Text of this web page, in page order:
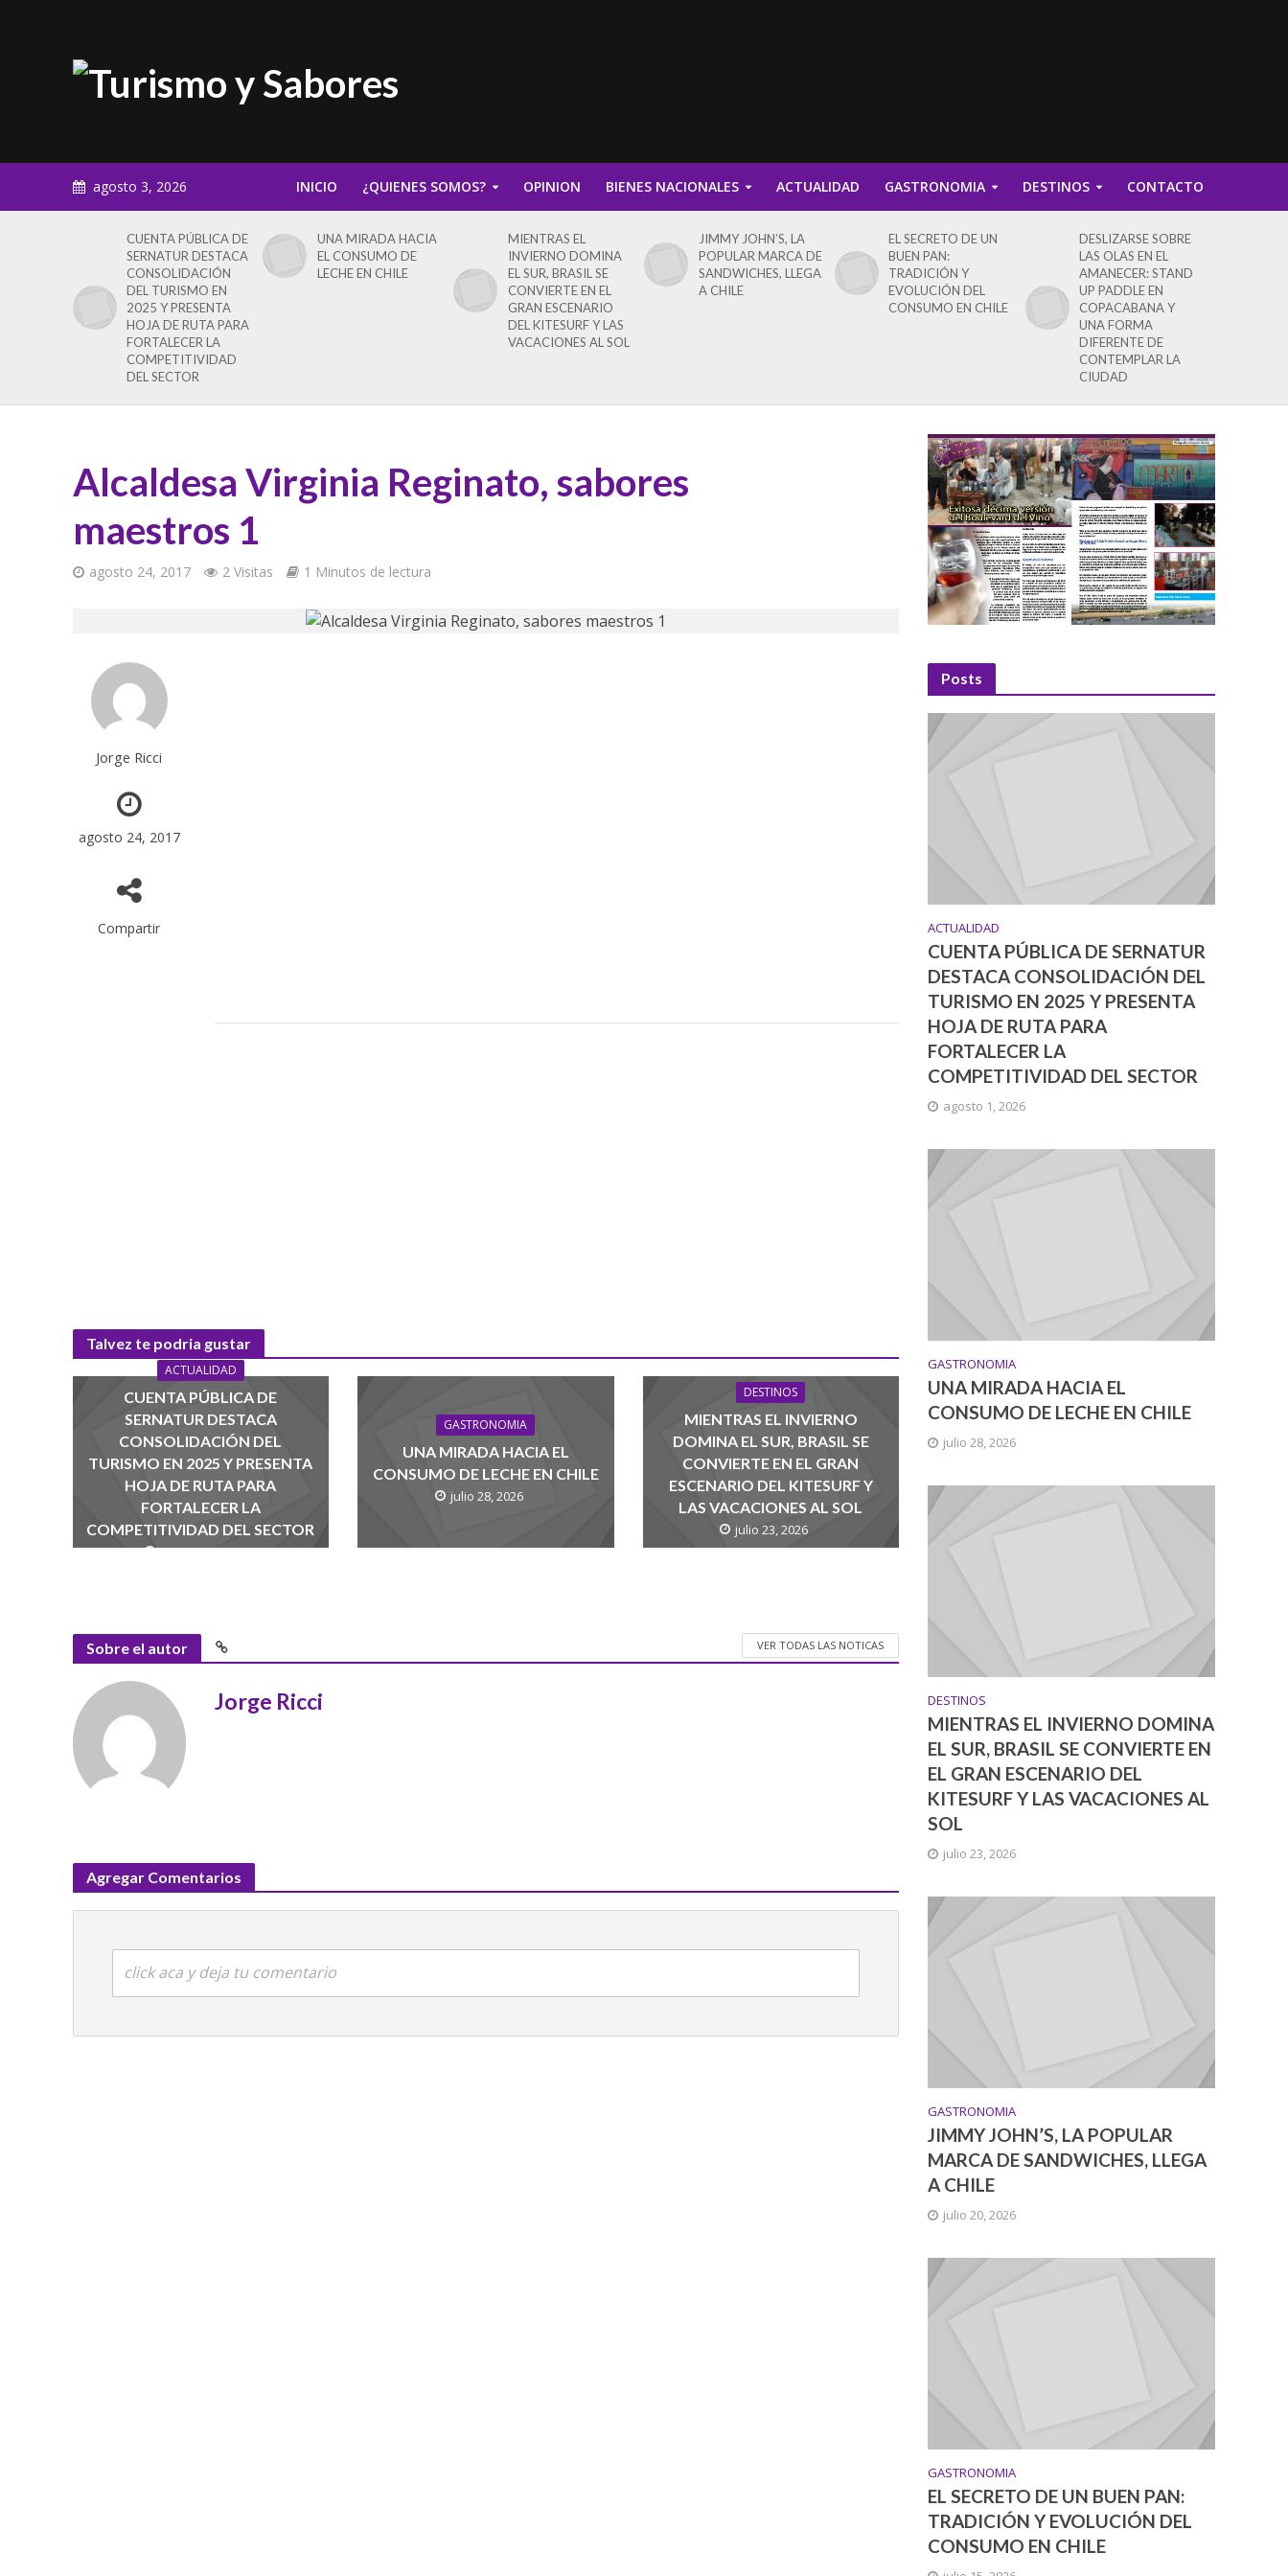
agosto 3, 2026 INICIO ¿QUIENES SOMOS? OPINION BIENES NACIONALES ACTUALIDAD GASTRONOMIA DESTINOS CONTACTO
CUENTA PÚBLICA DE
SERNATUR DESTACA
CONSOLIDACIÓN
DEL TURISMO EN
2025 Y PRESENTA
HOJA DE RUTA PARA
FORTALECER LA
COMPETITIVIDAD
DEL SECTOR
UNA MIRADA HACIA
EL CONSUMO DE
LECHE EN CHILE
MIENTRAS EL
INVIERNO DOMINA
EL SUR, BRASIL SE
CONVIERTE EN EL
GRAN ESCENARIO
DEL KITESURF Y LAS
VACACIONES AL SOL
JIMMY JOHN’S, LA
POPULAR MARCA DE
SANDWICHES, LLEGA
A CHILE
EL SECRETO DE UN
BUEN PAN:
TRADICIÓN Y
EVOLUCIÓN DEL
CONSUMO EN CHILE
DESLIZARSE SOBRE
LAS OLAS EN EL
AMANECER: STAND
UP PADDLE EN
COPACABANA Y
UNA FORMA
DIFERENTE DE
CONTEMPLAR LA
CIUDAD
Alcaldesa Virginia Reginato, sabores
maestros 1
agosto 24, 2017 2 Visitas 1 Minutos de lectura
Jorge Ricci
agosto 24, 2017
Compartir
Talvez te podria gustar
ACTUALIDAD
CUENTA PÚBLICA DE
SERNATUR DESTACA
CONSOLIDACIÓN DEL
TURISMO EN 2025 Y PRESENTA
HOJA DE RUTA PARA
FORTALECER LA
COMPETITIVIDAD DEL SECTOR
agosto 1, 2026
GASTRONOMIA
UNA MIRADA HACIA EL
CONSUMO DE LECHE EN CHILE
julio 28, 2026
DESTINOS
MIENTRAS EL INVIERNO
DOMINA EL SUR, BRASIL SE
CONVIERTE EN EL GRAN
ESCENARIO DEL KITESURF Y
LAS VACACIONES AL SOL
julio 23, 2026
Sobre el autor VER TODAS LAS NOTICAS
Jorge Ricci
Agregar Comentarios
click aca y deja tu comentario
Posts
ACTUALIDAD
CUENTA PÚBLICA DE SERNATUR
DESTACA CONSOLIDACIÓN DEL
TURISMO EN 2025 Y PRESENTA
HOJA DE RUTA PARA
FORTALECER LA
COMPETITIVIDAD DEL SECTOR
agosto 1, 2026
GASTRONOMIA
UNA MIRADA HACIA EL
CONSUMO DE LECHE EN CHILE
julio 28, 2026
DESTINOS
MIENTRAS EL INVIERNO DOMINA
EL SUR, BRASIL SE CONVIERTE EN
EL GRAN ESCENARIO DEL
KITESURF Y LAS VACACIONES AL
SOL
julio 23, 2026
GASTRONOMIA
JIMMY JOHN’S, LA POPULAR
MARCA DE SANDWICHES, LLEGA
A CHILE
julio 20, 2026
GASTRONOMIA
EL SECRETO DE UN BUEN PAN:
TRADICIÓN Y EVOLUCIÓN DEL
CONSUMO EN CHILE